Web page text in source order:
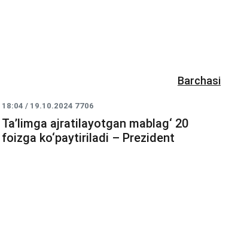
Barchasi
18:04 / 19.10.2024 7706
Ta’limga ajratilayotgan mablag‘ 20
foizga ko‘paytiriladi – Prezident